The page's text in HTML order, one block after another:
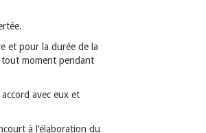
et pour la durée de la
tout moment pendant
avec eux et
à l’élaboration du